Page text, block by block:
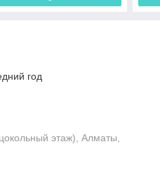
год
этаж), Алматы,